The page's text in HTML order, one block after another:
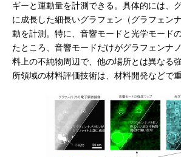
ギーと運動量を計測できる。具体的には、
に成長した細長いグラフェン（グラフェン
動を計測。特に、音響モードと光学モード
たところ、音響モードだけがグラフェンナ
料上の不純物周辺で、他の場所とは異なる
所領域の材料評価技術は、材料開発などで